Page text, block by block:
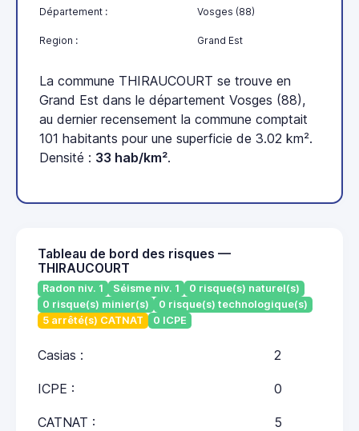
Département : Vosges (88)
Region : Grand Est
La commune THIRAUCOURT se trouve en
Grand Est dans le département Vosges (88),
au dernier recensement la commune comptait
101 habitants pour une superficie de 3.02 km².
Densité : 33 hab/km².
Tableau de bord des risques —
THIRAUCOURT
Radon niv. 1 Séisme niv. 1
0 risque(s) naturel(s)
0 risque(s) minier(s)
0 risque(s) technologique(s)
5 arrêté(s) CATNAT
0 ICPE
Casias : 2
ICPE : 0
CATNAT : 5